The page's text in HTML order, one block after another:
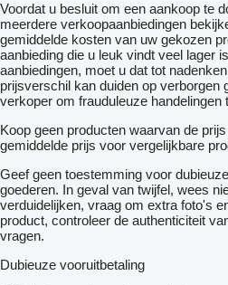
Voordat u besluit om een ​​aankoop te
meerdere verkoopaanbiedingen
gemiddelde kosten van uw gekozen
aanbieding die u leuk vindt veel lager
aanbiedingen, moet u dat tot
prijsverschil kan duiden op verborgen
verkoper om frauduleuze handelingen
Koop geen producten waarvan de
gemiddelde prijs voor vergelijkbare
Geef geen toestemming voor
goederen. In geval van twijfel, wees
verduidelijken, vraag om extra foto's
product, controleer de authenticiteit
vragen.
Dubieuze vooruitbetaling